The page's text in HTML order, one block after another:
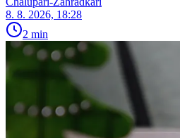
8. 8. 2026, 18:28
2 min